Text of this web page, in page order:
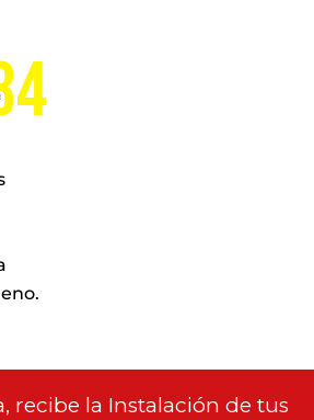
recibe la Instalación de tus